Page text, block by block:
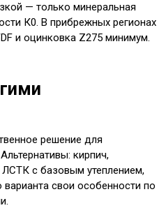
— только минеральная
К0. В прибрежных регионах
и оцинковка Z275 минимум.
решение для
кирпич,
ЛСТК с базовым утеплением,
свои особенности по